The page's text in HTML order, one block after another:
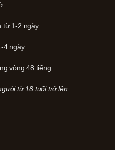
từ 1-2 ngày.
4 ngày.
vòng 48 tiếng.
từ 18 tuổi trở lên.